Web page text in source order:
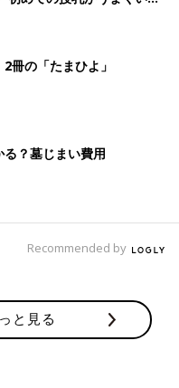
本と夏のトラブル 解決テ
冊の「たまひよ」
？墓じまい費用
Recommended by
と見る